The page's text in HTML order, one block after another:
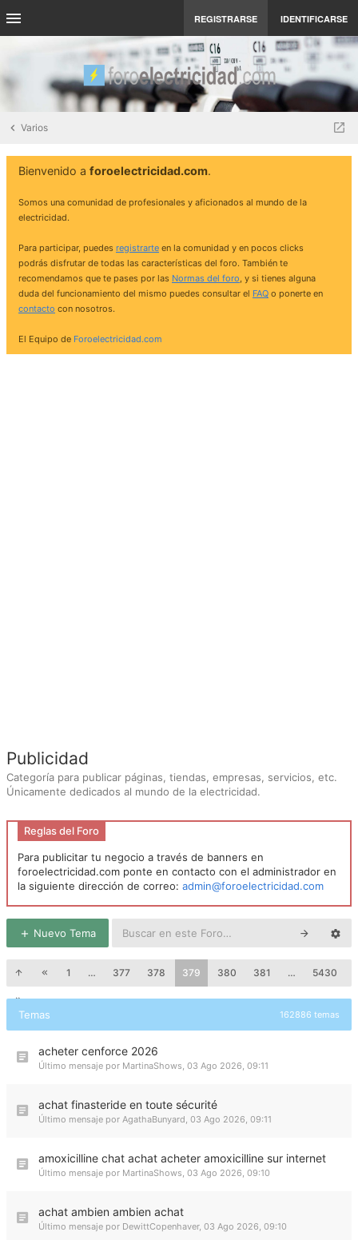
REGISTRARSE IDENTIFICARSE
Varios
Bienvenido a foroelectricidad.com.
Somos una comunidad de profesionales y aficionados al mundo de la
electricidad.
Para participar, puedes registrarte en la comunidad y en pocos clicks
podrás disfrutar de todas las características del foro. También te
recomendamos que te pases por las Normas del foro, y si tienes alguna
duda del funcionamiento del mismo puedes consultar el FAQ o ponerte en
contacto con nosotros.
El Equipo de Foroelectricidad.com
Publicidad
Categoría para publicar páginas, tiendas, empresas, servicios, etc.
Únicamente dedicados al mundo de la electricidad.
Reglas del Foro
Para publicitar tu negocio a través de banners en
foroelectricidad.com ponte en contacto con el administrador en
la siguiente dirección de correo: admin@foroelectricidad.com
Nuevo Tema
1 … 377 378 379 380 381 … 5430
Temas 162886 temas
acheter cenforce 2026
Último mensaje por MartinaShows, 03 Ago 2026, 09:11
achat finasteride en toute sécurité
Último mensaje por AgathaBunyard, 03 Ago 2026, 09:11
amoxicilline chat achat acheter amoxicilline sur internet
Último mensaje por MartinaShows, 03 Ago 2026, 09:10
achat ambien ambien achat
Último mensaje por DewittCopenhaver, 03 Ago 2026, 09:10